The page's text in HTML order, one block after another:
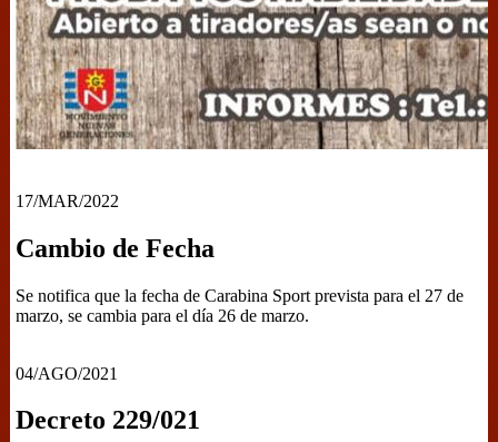
17/MAR/2022
Cambio de Fecha
Se notifica que la fecha de Carabina Sport prevista para el 27 de
marzo, se cambia para el día 26 de marzo.
04/AGO/2021
Decreto 229/021